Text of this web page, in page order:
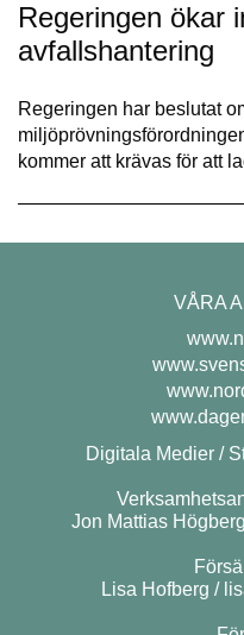
Regeringen ökar
avfallshantering
Regeringen har beslutat
kommer att krävas för att
VÅRA
Digitala Medier /
Jon Mattias
Lisa Hofberg /